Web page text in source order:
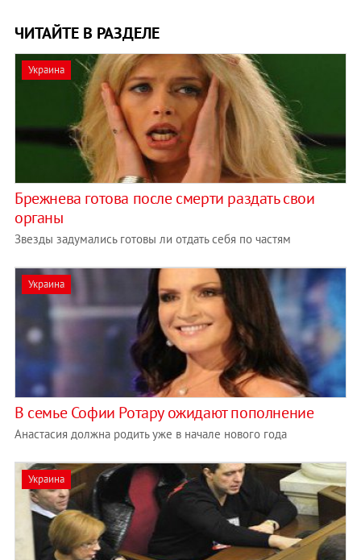
ЧИТАЙТЕ В РАЗДЕЛЕ
Украина
Брежнева готова после смерти раздать свои
органы
Звезды задумались готовы ли отдать себя по частям
Украина
В семье Софии Ротару ожидают пополнение
Анастасия должна родить уже в начале нового года
Украина